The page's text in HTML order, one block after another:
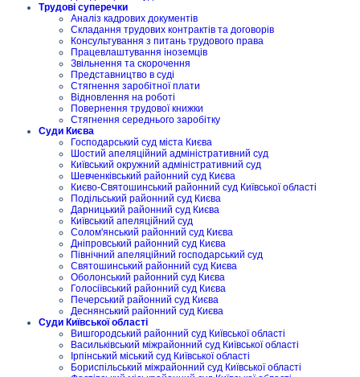
Трудові суперечки
Аналіз кадрових документів
Складання трудових контрактів та договорів
Консультування з питань трудового права
Працевлаштування іноземців
Звільнення та скорочення
Представництво в суді
Стягнення заробітної плати
Відновлення на роботі
Повернення трудової книжки
Стягнення середнього заробітку
Суди Києва
Господарський суд міста Києва
Шостий апеляційний адміністративний суд
Київський окружний адміністративний суд
Шевченківський районний суд Києва
Києво-Святошинський районний суд Київської області
Подільський районний суд Києва
Дарницький районний суд Києва
Київський апеляційний суд
Солом'янський районний суд Києва
Дніпровський районний суд Києва
Північний апеляційний господарський суд
Святошинський районний суд Києва
Оболонський районний суд Києва
Голосіївський районний суд Києва
Печерський районний суд Києва
Деснянський районний суд Києва
Суди Київської області
Вишгородський районний суд Київської області
Васильківський міжрайонний суд Київської області
Ірпінський міський суд Київської області
Бориспільський міжрайонний суд Київської області